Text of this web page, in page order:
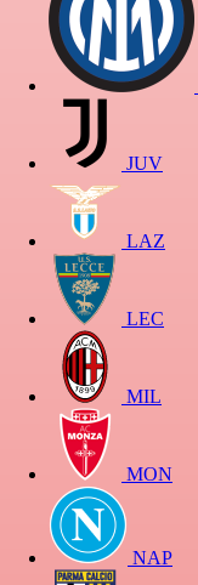
JUV
LAZ
LEC
MIL
MON
NAP